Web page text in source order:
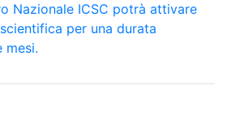
Nazionale ICSC potrà attivare
per una durata
mesi.